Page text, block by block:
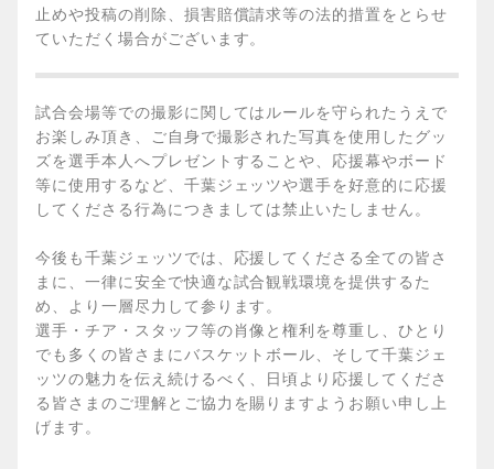
止めや投稿の削除、損害賠償請求等の法的措置をとらせ
ていただく場合がございます。
試合会場等での撮影に関してはルールを守られたうえで
お楽しみ頂き、ご自身で撮影された写真を使用したグッ
ズを選手本人へプレゼントすることや、応援幕やボード
等に使用するなど、千葉ジェッツや選手を好意的に応援
してくださる行為につきましては禁止いたしません。
今後も千葉ジェッツでは、応援してくださる全ての皆さ
まに、一律に安全で快適な試合観戦環境を提供するた
め、より一層尽力して参ります。
選手・チア・スタッフ等の肖像と権利を尊重し、ひとり
でも多くの皆さまにバスケットボール、そして千葉ジェ
ッツの魅力を伝え続けるべく、日頃より応援してくださ
る皆さまのご理解とご協力を賜りますようお願い申し上
げます。